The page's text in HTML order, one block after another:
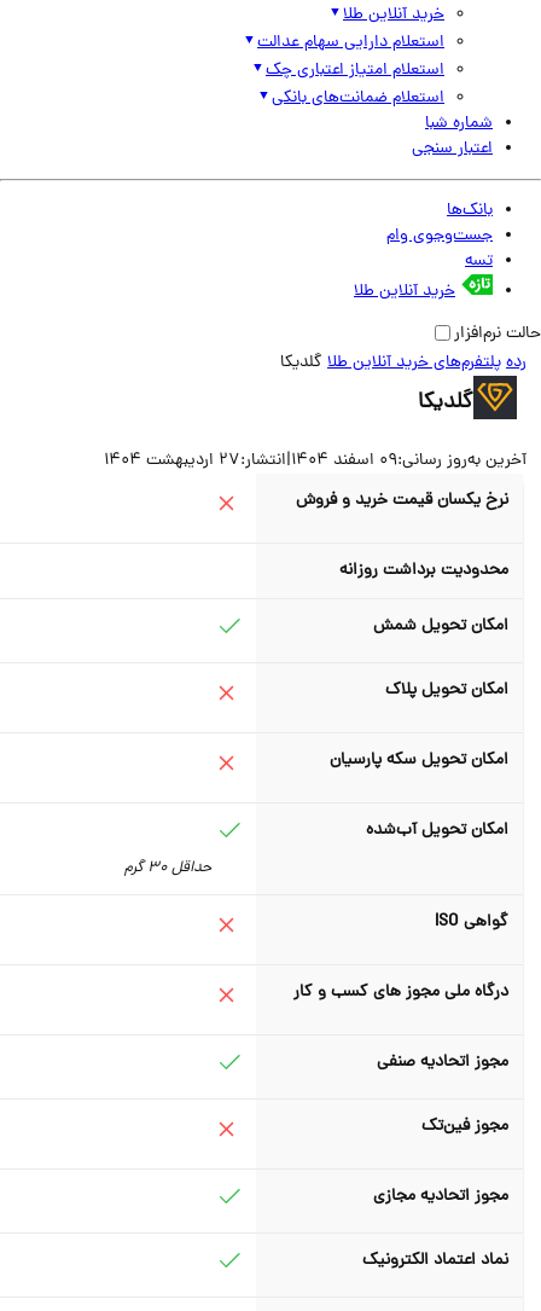
خرید آنلاین طلا
استعلام دارایی سهام عدالت
استعلام امتیاز اعتباری چک
استعلام ضمانت‌های بانکی
شماره شبا
اعتبار سنجی
بانک‌ها
جست‌وجوی وام
تسه
خرید آنلاین طلا
پلتفرم‌های خرید آنلاین طلاگلدیکا
گلدیکا
به‌روز رسانی:09 اسفند 1404 |انتشار:27 اردیبهشت 1404
نرخ یکسان قیمت خرید و فروش
محدودیت برداشت روزانه
امکان تحویل شمش
امکان تحویل پلاک
امکان تحویل سکه پارسیان
امکان تحویل آب‌شده
حداقل 30 گرم
گواهی ISO
درگاه ملی مجوز های کسب و کار
مجوز اتحادیه صنفی
مجوز فین‌تک
مجوز اتحادیه مجازی
نماد اعتماد الکترونیک